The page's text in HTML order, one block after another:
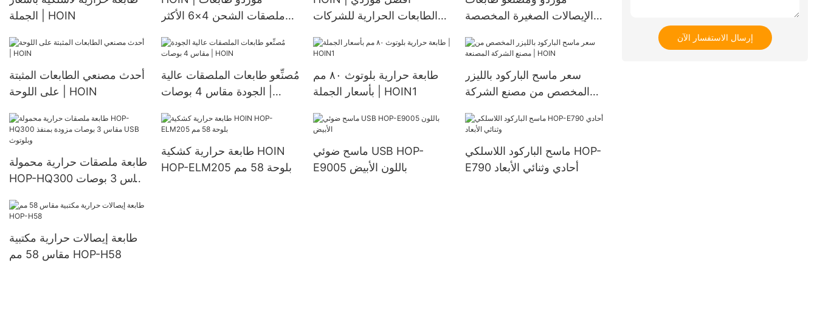
الجملة | HOIN
ملصقات الشحن 4×6 الأكثر
الطابعات الحرارية للشركات
الإيصالات الصغيرة المخصصة |
أحدث مصنعي الطابعات المثبتة
على اللوحة | HOIN
مُصنِّعو طابعات الملصقات عالية
الجودة مقاس 4 بوصات |
طابعة حرارية بلوتوث ٨٠ مم
بأسعار الجملة | HOIN1
سعر ماسح الباركود بالليزر
المخصص من مصنع الشركة
طابعة ملصقات حرارية محمولة
HOP-HQ300 مقاس 3 بوصات
طابعة حرارية كشكية HOIN
HOP-ELM205 بلوحة 58 مم
ماسح ضوئي USB HOP-
E9005 باللون الأبيض
ماسح الباركود اللاسلكي HOP-
E790 أحادي وثنائي الأبعاد
طابعة إيصالات حرارية مكتبية
مقاس 58 مم HOP-H58
إرسال الاستفسار الآن